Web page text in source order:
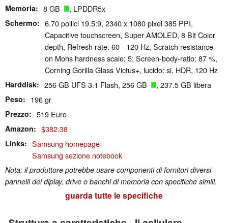
Memoria 8 GB , LPDDR5x
Schermo
6.70 pollici 19.5:9, 2340 x 1080 pixel 385 PPI,
Capacitive touchscreen, Super AMOLED, 8 Bit Color
depth, Refresh rate: 60 - 120 Hz, Scratch resistance
on Mohs hardness scale: 5; Screen-body-ratio: 87 %,
Corning Gorilla Glass Victus+, lucido: si, HDR, 120 Hz
Harddisk 256 GB UFS 3.1 Flash, 256 GB , 237.5 GB libera
Peso 196 gr
Prezzo 519 Euro
Amazon $382.38
Links
Samsung homepage
Samsung sezione notebook
Nota: il produttore potrebbe usare componenti di fornitori diversi
pannelli dei diplay, drive o banchi di memoria con specifiche simili.
guarda tutte le specifiche